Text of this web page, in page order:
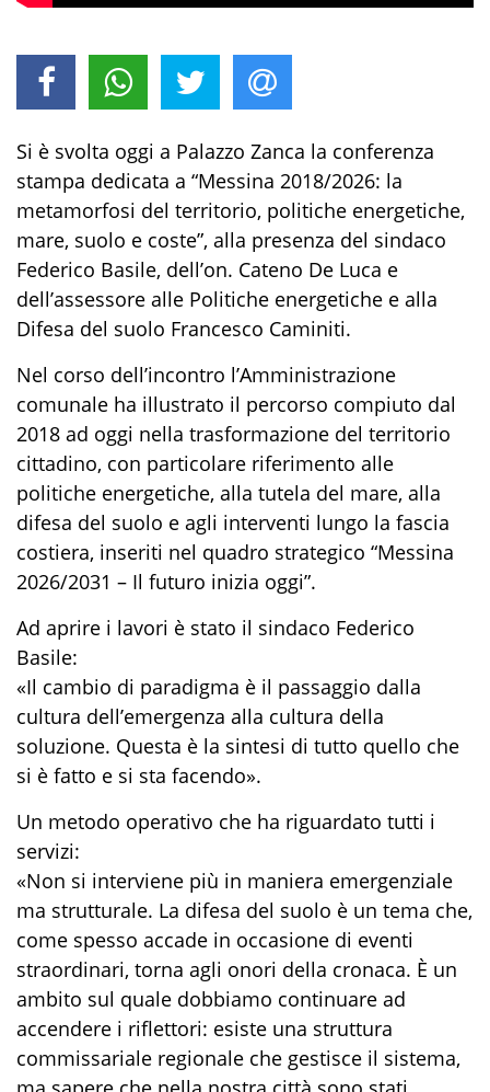
Si è svolta oggi a Palazzo Zanca la conferenza
stampa dedicata a “Messina 2018/2026: la
metamorfosi del territorio, politiche energetiche,
mare, suolo e coste”, alla presenza del sindaco
Federico Basile, dell’on. Cateno De Luca e
dell’assessore alle Politiche energetiche e alla
Difesa del suolo Francesco Caminiti.
Nel corso dell’incontro l’Amministrazione
comunale ha illustrato il percorso compiuto dal
2018 ad oggi nella trasformazione del territorio
cittadino, con particolare riferimento alle
politiche energetiche, alla tutela del mare, alla
difesa del suolo e agli interventi lungo la fascia
costiera, inseriti nel quadro strategico “Messina
2026/2031 – Il futuro inizia oggi”.
Ad aprire i lavori è stato il sindaco Federico
Basile:
«Il cambio di paradigma è il passaggio dalla
cultura dell’emergenza alla cultura della
soluzione. Questa è la sintesi di tutto quello che
si è fatto e si sta facendo».
Un metodo operativo che ha riguardato tutti i
servizi:
«Non si interviene più in maniera emergenziale
ma strutturale. La difesa del suolo è un tema che,
come spesso accade in occasione di eventi
straordinari, torna agli onori della cronaca. È un
ambito sul quale dobbiamo continuare ad
accendere i riflettori: esiste una struttura
commissariale regionale che gestisce il sistema,